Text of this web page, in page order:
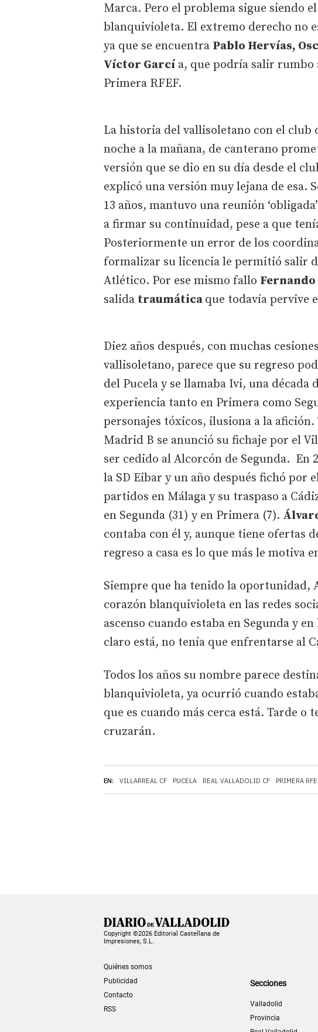
EN: VILLARREAL CF PUCELA REAL VALLADOLID CF PRIMERA
Marca. Pero el problema sigue siendo
blanquivioleta. El extremo derecho no
ya que se encuentra Pablo Hervías,
Víctor Garcí a, que podría salir rumbo
Primera RFEF.
La historia del vallisoletano con el club
noche a la mañana, de canterano
versión que se dio en su día desde el
explicó una versión muy lejana de esa.
13 años, mantuvo una reunión
a firmar su continuidad, pese a que
Posteriormente un error de los
formalizar su licencia le permitió salir
Atlético. Por ese mismo fallo
salida traumática que todavía pervive
Diez años después, con muchas
vallisoletano, parece que su regreso
del Pucela y se llamaba Ivi, una década
experiencia tanto en Primera como
personajes tóxicos, ilusiona a la
Madrid B se anunció su fichaje por el
ser cedido al Alcorcón de Segunda. En
la SD Eibar y un año después fichó por
partidos en Málaga y su traspaso a
en Segunda (31) y en Primera (7).
contaba con él y, aunque tiene ofertas
regreso a casa es lo que más le motiva
Siempre que ha tenido la oportunidad,
corazón blanquivioleta en las redes
ascenso cuando estaba en Segunda y
claro está, no tenía que enfrentarse al
Todos los años su nombre parece
blanquivioleta, ya ocurrió cuando
que es cuando más cerca está. Tarde o
cruzarán.
Copyright ©2026 Editorial Castellana de
Impresiones, S.L.
Quiénes somos
Publicidad
Contacto
RSS
Secciones
Valladolid
Provincia